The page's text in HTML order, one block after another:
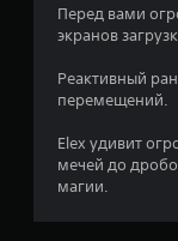
Перед вами
экранов
Реактивный
перемещений.
Elex удивит
мечей до
магии.